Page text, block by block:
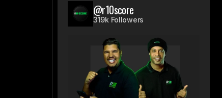
@r10score
319k Followers